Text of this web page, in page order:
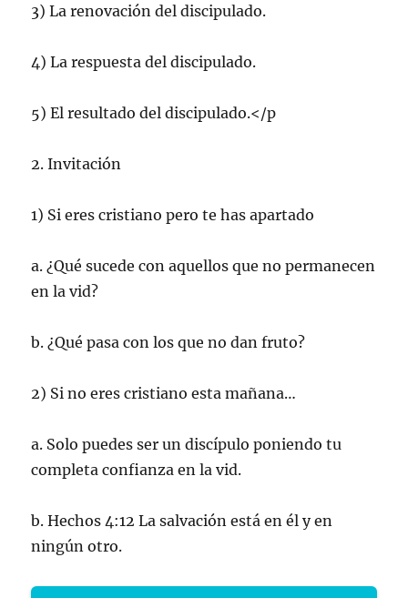
3) La renovación del discipulado.
4) La respuesta del discipulado.
5) El resultado del discipulado.</p
2. Invitación
1) Si eres cristiano pero te has apartado
a. ¿Qué sucede con aquellos que no permanecen
en la vid?
b. ¿Qué pasa con los que no dan fruto?
2) Si no eres cristiano esta mañana…
a. Solo puedes ser un discípulo poniendo tu
completa confianza en la vid.
b. Hechos 4:12 La salvación está en él y en
ningún otro.